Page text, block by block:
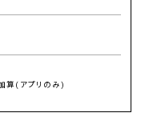
算(アプリのみ)